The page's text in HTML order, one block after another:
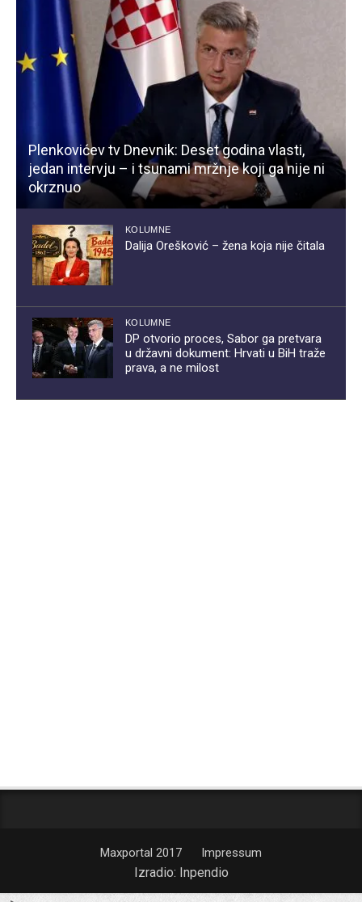
Plenkovićev tv Dnevnik: Deset godina vlasti,
jedan intervju – i tsunami mržnje koji ga nije ni
okrznuo
KOLUMNE
Dalija Orešković – žena koja nije čitala
KOLUMNE
DP otvorio proces, Sabor ga pretvara
u državni dokument: Hrvati u BiH traže
prava, a ne milost
Maxportal 2017 Impressum
Izradio: Inpendio